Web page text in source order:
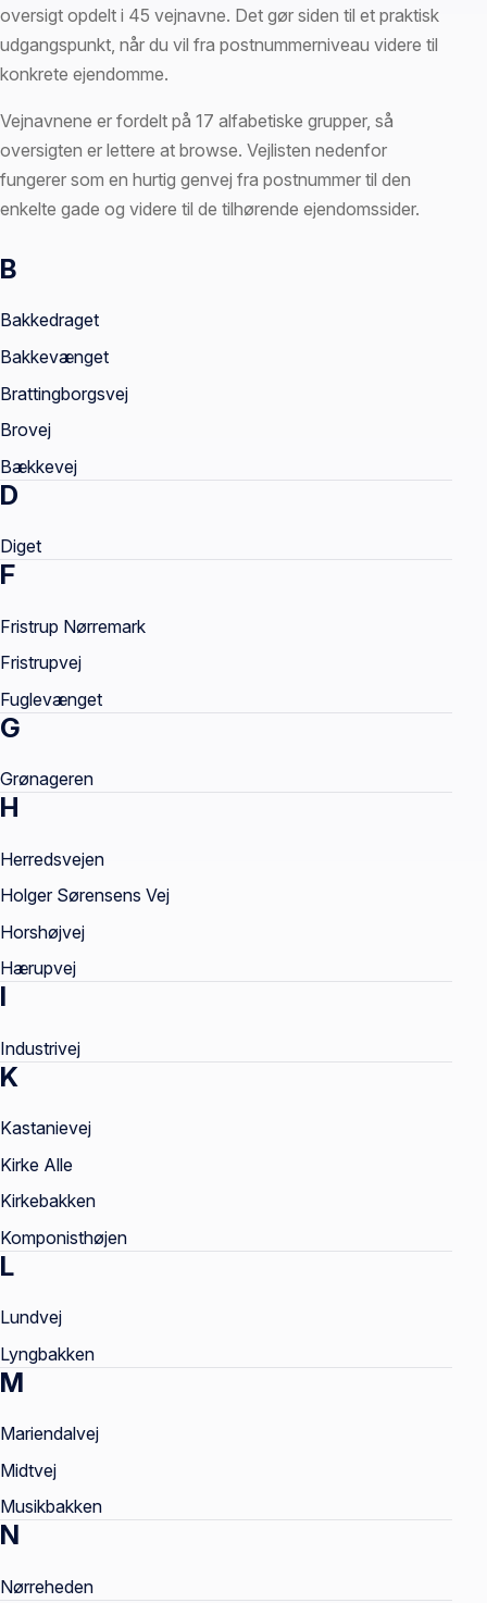
oversigt opdelt i 45 vejnavne. Det gør siden til et praktisk
udgangspunkt, når du vil fra postnummerniveau videre til
konkrete ejendomme.
Vejnavnene er fordelt på 17 alfabetiske grupper, så
oversigten er lettere at browse. Vejlisten nedenfor
fungerer som en hurtig genvej fra postnummer til den
enkelte gade og videre til de tilhørende ejendomssider.
Vejnavne
B
Bakkedraget
Bakkevænget
Brattingborgsvej
Brovej
Bækkevej
D
Diget
F
Fristrup Nørremark
Fristrupvej
Fuglevænget
G
Grønageren
H
Herredsvejen
Holger Sørensens Vej
Horshøjvej
Hærupvej
I
Industrivej
K
Kastanievej
Kirke Alle
Kirkebakken
Komponisthøjen
L
Lundvej
Lyngbakken
M
Mariendalvej
Midtvej
Musikbakken
N
Nørreheden